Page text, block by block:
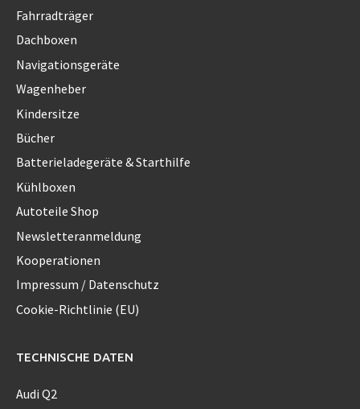
Fahrradträger
Dachboxen
Navigationsgeräte
Wagenheber
Kindersitze
Bücher
Batterieladegeräte & Starthilfe
Kühlboxen
Autoteile Shop
Newsletteranmeldung
Kooperationen
Impressum / Datenschutz
Cookie-Richtlinie (EU)
TECHNISCHE DATEN
Audi Q2